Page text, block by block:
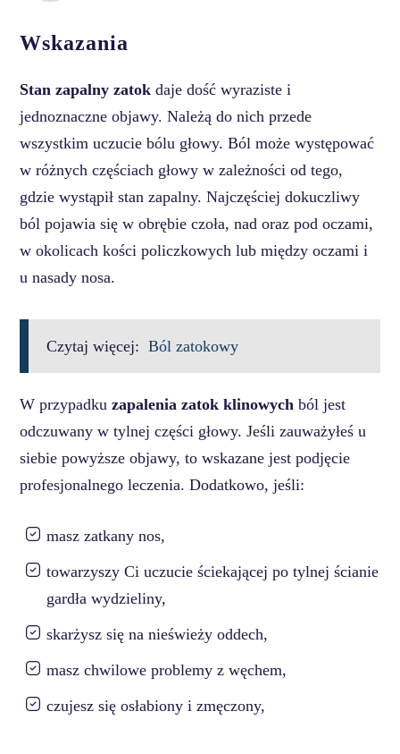
Wskazania
Stan zapalny zatok daje dość wyraziste i
jednoznaczne objawy. Należą do nich przede
wszystkim uczucie bólu głowy. Ból może występować
w różnych częściach głowy w zależności od tego,
gdzie wystąpił stan zapalny. Najczęściej dokuczliwy
ból pojawia się w obrębie czoła, nad oraz pod oczami,
w okolicach kości policzkowych lub między oczami i
u nasady nosa.
Czytaj więcej: Ból zatokowy
W przypadkuzapalenia zatok klinowych ból jest
odczuwany w tylnej części głowy. Jeśli zauważyłeś u
siebie powyższe objawy, to wskazane jest podjęcie
profesjonalnego leczenia. Dodatkowo, jeśli:
masz zatkany nos,
towarzyszy Ci uczucie ściekającej po tylnej ścianie
gardła wydzieliny,
skarżysz się na nieświeży oddech,
masz chwilowe problemy z węchem,
czujesz się osłabiony i zmęczony,